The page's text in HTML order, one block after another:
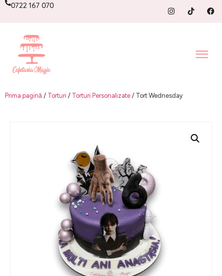
0722 167 070
Prima pagină / Torturi / Torturi Personalizate / Tort Wednesday